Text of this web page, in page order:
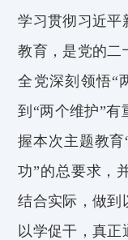
学习贯彻习近平
教育，是党的二
全党深刻 领悟“
到“两个维护”有
握本次 主题教育
功”的总要求，
结合实际，做到
以学促干，真正